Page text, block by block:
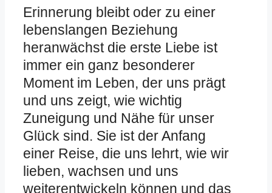
Erinnerung bleibt oder zu einer
lebenslangen Beziehung
heranwächst die erste Liebe ist
immer ein ganz besonderer
Moment im Leben, der uns prägt
und uns zeigt, wie wichtig
Zuneigung und Nähe für unser
Glück sind. Sie ist der Anfang
einer Reise, die uns lehrt, wie wir
lieben, wachsen und uns
weiterentwickeln können und das